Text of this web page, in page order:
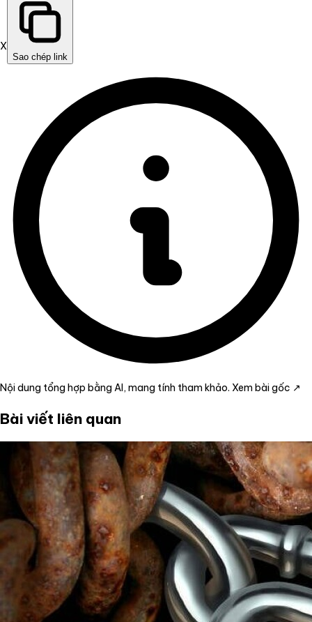
X
Sao chép link
Nội dung tổng hợp bằng AI, mang tính tham khảo. Xem bài gốc ↗
Bài viết liên quan